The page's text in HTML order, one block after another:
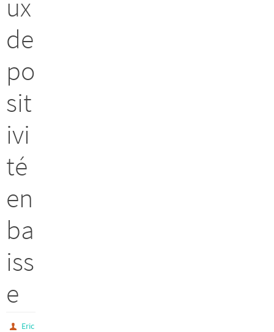
ux
de
po
sit
ivi
té
en
ba
iss
e
Eric